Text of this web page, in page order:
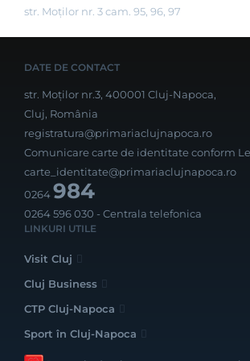
str. Moților nr. 3 cam. 95, 96, 97
DATE DE CONTACT
str. Moților nr.3, 400001 Cluj-Napoca,
Cluj, România
registratura@primariaclujnapoca.ro
Comunicare carte de identitate conform
carte_identitate@primariaclujnapoca.ro
0264984
0264 596 030 - Centrala telefonica
LINKURI UTILE
Visit Cluj
Cluj Business
CTP Cluj-Napoca
Sport în Cluj-Napoca